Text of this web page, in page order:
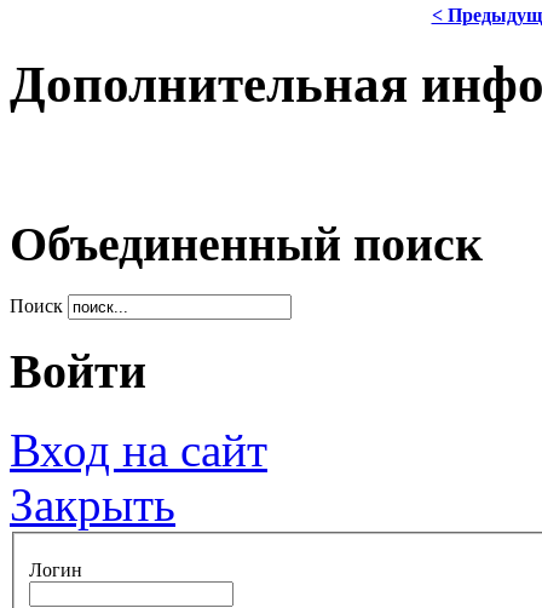
<
Дополнительная
Объединенный поиск
Поиск
Войти
Вход на сайт
Закрыть
Логин